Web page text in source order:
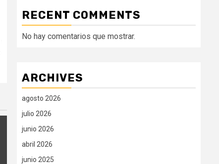
RECENT COMMENTS
No hay comentarios que mostrar.
ARCHIVES
agosto 2026
julio 2026
junio 2026
abril 2026
junio 2025